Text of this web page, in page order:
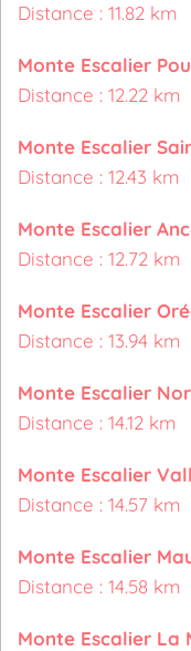
Distance : 11.82 km
Monte Escalier
Distance : 12.22 km
Monte Escalier
Distance : 12.43 km
Monte Escalier
Distance : 12.72 km
Monte Escalier
Distance : 13.94 km
Monte Escalier
Distance : 14.12 km
Monte Escalier
Distance : 14.57 km
Monte Escalier
Distance : 14.58 km
Monte Escalier